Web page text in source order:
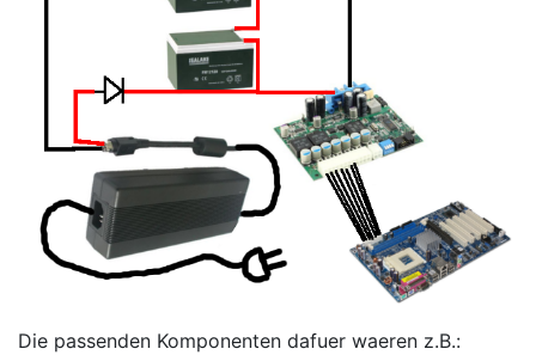
Die passenden Komponenten dafuer waeren z.B.: